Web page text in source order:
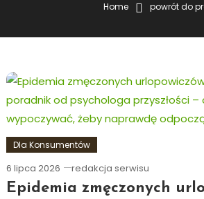
Home powrót do
Dla Konsumentów
6 lipca 2026 redakcja serwisu
Epidemia zmęczonych